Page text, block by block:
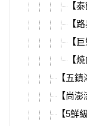
【
【
【
【
【五
【尚
【5鮮